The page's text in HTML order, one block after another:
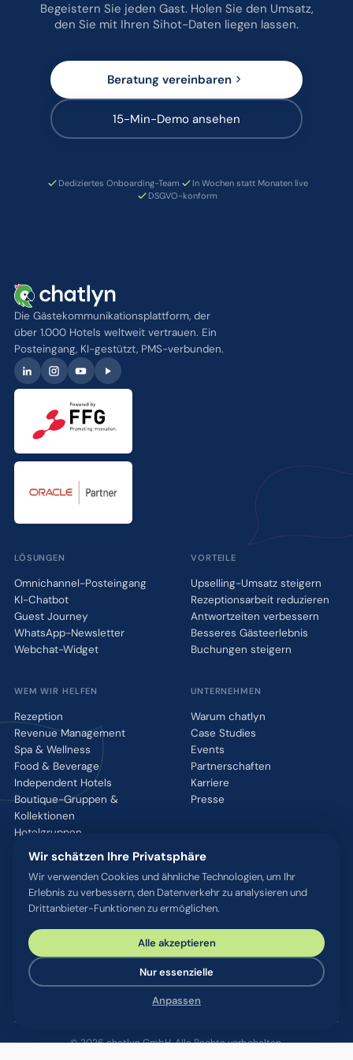
Begeistern Sie jeden Gast. Holen Sie den Umsatz,
den Sie mit Ihren Sihot-Daten liegen lassen.
Beratung vereinbaren
15-Min-Demo ansehen
Dediziertes Onboarding-Team
In Wochen statt Monaten live
DSGVO-konform
Die Gästekommunikationsplattform, der
über 1.000 Hotels weltweit vertrauen. Ein
Posteingang, KI-gestützt, PMS-verbunden.
LÖSUNGEN
Omnichannel-Posteingang
KI-Chatbot
Guest Journey
WhatsApp-Newsletter
Webchat-Widget
VORTEILE
Upselling-Umsatz steigern
Rezeptionsarbeit reduzieren
Antwortzeiten verbessern
Besseres Gästeerlebnis
Buchungen steigern
WEM WIR HELFEN
Rezeption
Revenue Management
Spa & Wellness
Food & Beverage
Independent Hotels
Boutique-Gruppen &
Kollektionen
Hotelgruppen
Luxusmarken
UNTERNEHMEN
Warum chatlyn
Case Studies
Events
Partnerschaften
Karriere
Presse
RESSOURCEN
Integrationen
Blog
Glossar
WhatsApp QR-Tool
Kontakt
© 2026 chatlyn GmbH. Alle Rechte vorbehalten.
Wir schätzen Ihre Privatsphäre
Wir verwenden Cookies und ähnliche Technologien, um Ihr
Erlebnis zu verbessern, den Datenverkehr zu analysieren und
Drittanbieter-Funktionen zu ermöglichen.
Alle akzeptieren
Nur essenzielle
Anpassen